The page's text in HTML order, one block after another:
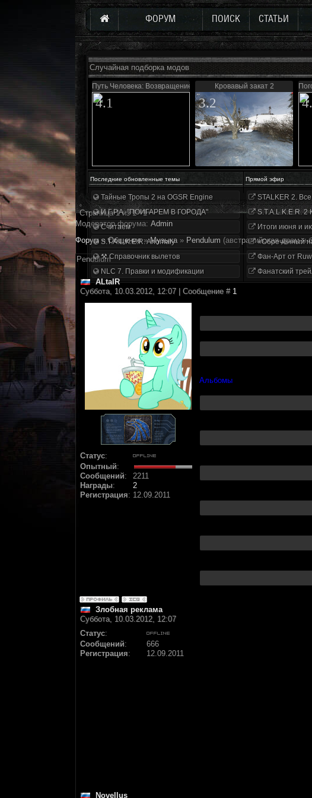
ФОРУМ ПОИСК СТАТЬИ
Случайная подборка модов
Путь Человека: Возвращение
4.1
Кровавый закат 2
3.2
Последние обновленные темы Прямой эфир
Тайные Тропы 2 на OGSR Engine
И.Г.Р.А. "ПОИГАРЕМ В ГОРОДА"
Считаем
S.T.A.L.K.E.R. Anomaly
⚒ Справочник вылетов
NLC 7. Правки и модификации
STALKER 2.
S.T.A.L.K.E.R.
Итоги июня и
«Обречённый
Фан-Арт от
Фанатский
Страница1из1
1
Модератор форума: Аdmin
Форум » Общение » Музыка » Pendulum (австралийская драм-н-
Pendulum
ALtaIR
Суббота, 10.03.2012, 12:07 | Сообщение # 1
Статус:
Опытный:
Сообщений:
2211
Награды:
2
Регистрация: 12.09.2011
Альбомы
Злобная реклама
Суббота, 10.03.2012, 12:07
Статус:
Сообщений:
666
Регистрация: 12.09.2011
Novellus